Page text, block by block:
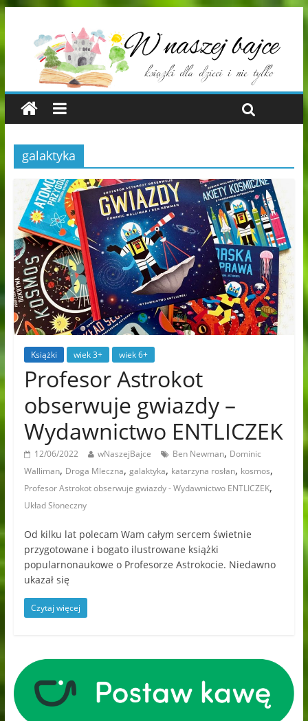
galaktyka
Książki wiek 3+ wiek 6+
Profesor Astrokot
obserwuje gwiazdy –
Wydawnictwo ENTLICZEK
12/06/2022 wNaszejBajce Ben Newman, Dominic
Walliman, Droga Mleczna, galaktyka, katarzyna rosłan, kosmos,
Profesor Astrokot obserwuje gwiazdy - Wydawnictwo ENTLICZEK,
Układ Słoneczny
Od kilku lat polecam Wam całym sercem świetnie
przygotowane i bogato ilustrowane książki
popularnonaukowe o Profesorze Astrokocie. Niedawno
ukazał się
Czytaj więcej